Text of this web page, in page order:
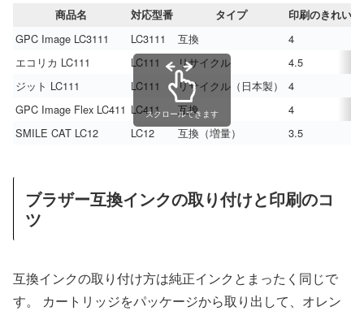
商品名 対応型番 タイプ 印刷のきれい
GPC Image LC3111 LC3111 互換
4
エコリカ LC111
LC111 リサイクル
4.5
ジット LC111
LC111 リサイクル（日本製）
4
GPC Image Flex LC411 LC411 互換
4
SMILE CAT LC12
LC12 互換（増量） 3.5
スクロールできます
ブラザー互換インクの取り付けと印刷のコ
ツ
互換インクの取り付け方は純正インクとまったく同じで
す。 カートリッジをパッケージから取り出して、オレン